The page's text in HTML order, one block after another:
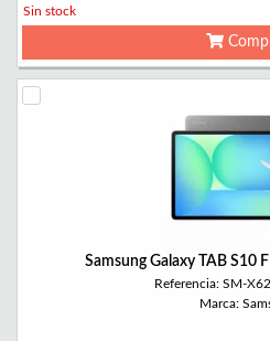
Sin stock
Samsung Galaxy TAB S10
Referencia: SM-
Marca: